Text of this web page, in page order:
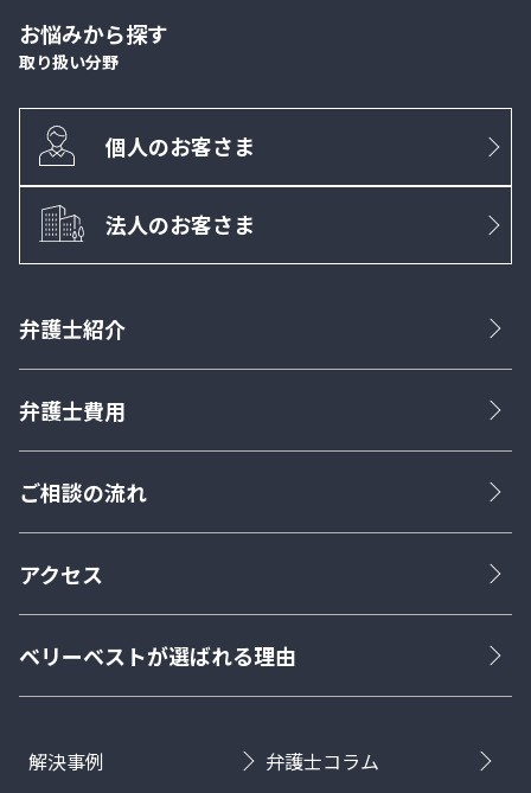
お悩みから探す
取り扱い分野
個人のお客さま
法人のお客さま
弁護士紹介
弁護士費用
ご相談の流れ
アクセス
ベリーベストが選ばれる理由
解決事例 弁護士コラム